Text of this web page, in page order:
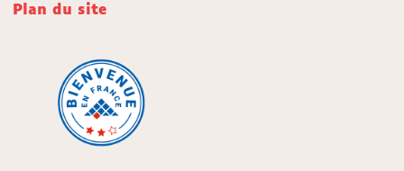
Plan du site